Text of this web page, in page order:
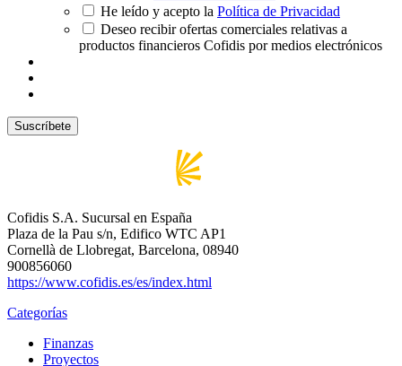
He leído y acepto la Política de Privacidad
Deseo recibir ofertas comerciales relativas a
productos financieros Cofidis por medios electrónicos
Cofidis S.A. Sucursal en España
Plaza de la Pau s/n, Edifico WTC AP1
Cornellà de Llobregat, Barcelona, 08940
900856060
https://www.cofidis.es/es/index.html
Categorías
Finanzas
Proyectos